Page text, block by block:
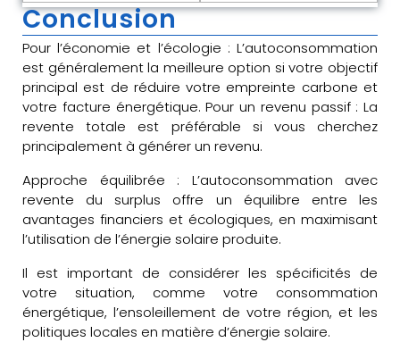
Conclusion
Pour l’économie et l’écologie : L’autoconsommation
est généralement la meilleure option si votre objectif
principal est de réduire votre empreinte carbone et
votre facture énergétique. Pour un revenu passif : La
revente totale est préférable si vous cherchez
principalement à générer un revenu.
Approche équilibrée : L’autoconsommation avec
revente du surplus offre un équilibre entre les
avantages financiers et écologiques, en maximisant
l’utilisation de l’énergie solaire produite.
Il est important de considérer les spécificités de
votre situation, comme votre consommation
énergétique, l’ensoleillement de votre région, et les
politiques locales en matière d’énergie solaire.